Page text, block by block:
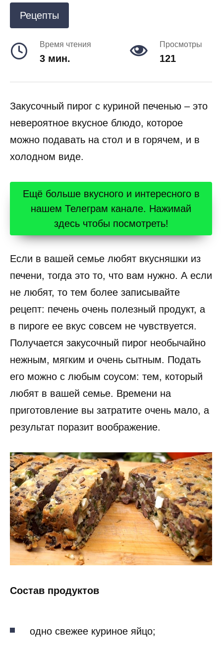
Рецепты
Время чтения
3 мин.
Просмотры
121
Закусочный пирог с куриной печенью – это
невероятное вкусное блюдо, которое
можно подавать на стол и в горячем, и в
холодном виде.
Ещё больше вкусного и интересного в
нашем Телеграм канале. Нажимай
здесь чтобы посмотреть!
Если в вашей семье любят вкусняшки из
печени, тогда это то, что вам нужно. А если
не любят, то тем более записывайте
рецепт: печень очень полезный продукт, а
в пироге ее вкус совсем не чувствуется.
Получается закусочный пирог необычайно
нежным, мягким и очень сытным. Подать
его можно с любым соусом: тем, который
любят в вашей семье. Времени на
приготовление вы затратите очень мало, а
результат поразит воображение.
Состав продуктов
одно свежее куриное яйцо;